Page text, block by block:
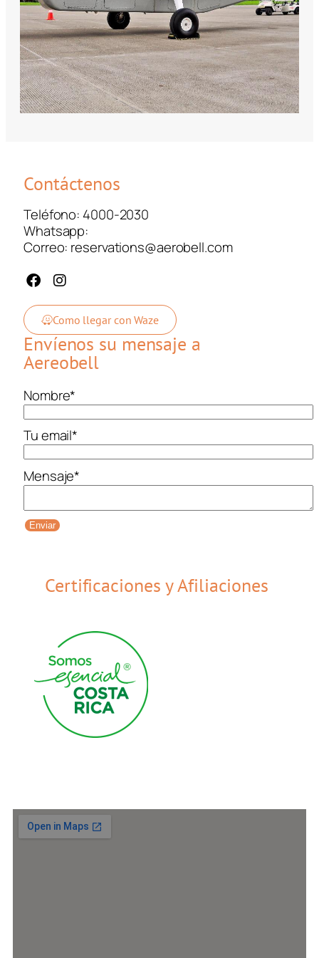
Contáctenos
Teléfono: 4000-2030
Whatsapp:
Correo: reservations@aerobell.com
Como llegar con Waze
Envíenos su mensaje a
Aereobell
Nombre*
Tu email*
Mensaje*
Enviar
Certificaciones y Afiliaciones